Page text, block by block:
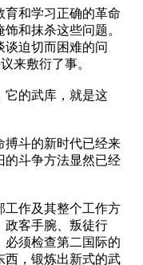
和学习正确的革命
和抹杀这些问题。
谈迫切而困难的问
议来敷衍了事。
的武库，就是这
斗的新时代已经来
的斗争方法显然已经
作及其整个工作方
政客手腕、叛徒行
必须检查第二国际的
西，锻炼出新式的武